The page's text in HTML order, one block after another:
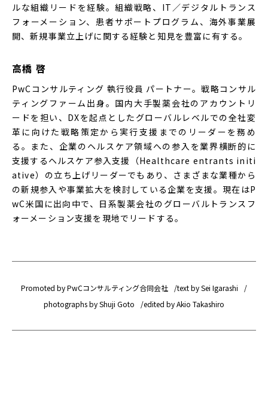
ルな組織リードを経験。組織戦略、IT／デジタルトランス
フォーメーション、患者サポートプログラム、海外事業展
開、新規事業立上げに関する経験と知見を豊富に有する。
高橋 啓
PwCコンサルティング 執行役員 パートナー。戦略コンサル
ティングファーム出身。国内大手製薬会社のアカウントリ
ードを担い、DXを起点としたグローバルレベルでの全社変
革に向けた戦略策定から実行支援までのリーダーを務め
る。また、企業のヘルスケア領域への参入を業界横断的に
支援するヘルスケア参入支援（Healthcare entrants initi
ative）の立ち上げリーダーでもあり、さまざまな業種から
の新規参入や事業拡大を検討している企業を支援。現在はP
wC米国に出向中で、日系製薬会社のグローバルトランスフ
ォーメーション支援を現地でリードする。
Promoted by PwCコンサルティング合同会社
text by Sei Igarashi
photographs by Shuji Goto
edited by Akio Takashiro